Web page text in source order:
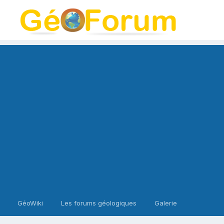
GéoWiki Les forums géologiques Galerie